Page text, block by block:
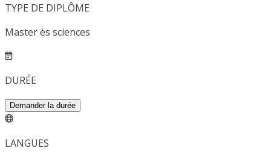
TYPE DE DIPLÔME
Master ès sciences
DURÉE
Demander la durée
LANGUES